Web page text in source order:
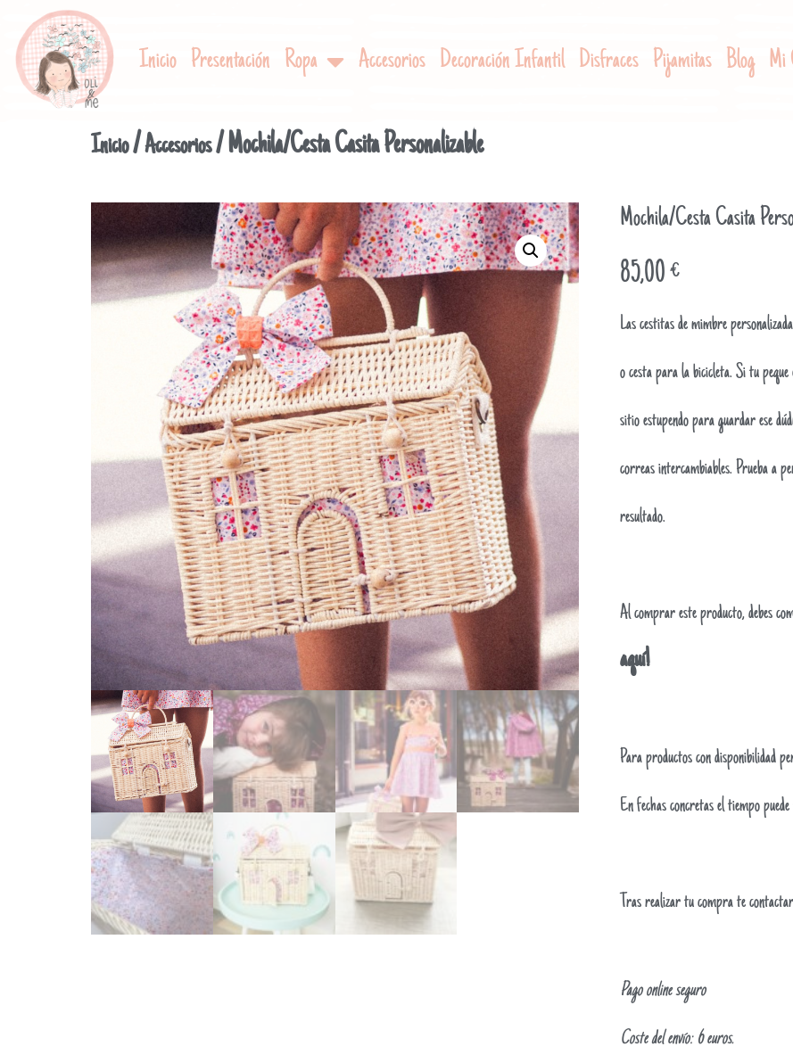
Inicio Presentación Ropa Accesorios Decoración Infantil Disfraces Pijamitas Blog Mi
Inicio/Accesorios/ Mochila/Cesta Casita Personalizable
Mochila/Cesta Casita
85,00€
Las cestitas de mimbre
o cesta para la bicicleta. Si tu peque
sitio estupendo para guardar ese
correas intercambiables. Prueba a
resultado.
Al comprar este producto, debes
aquí!
Para productos con disponibilidad
En fechas concretas el tiempo
Tras realizar tu compra te
Pago online seguro
Coste del envío: 6 euros.